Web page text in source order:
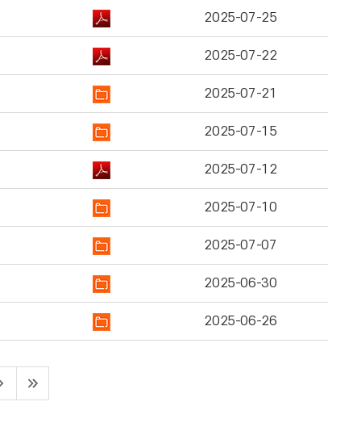
2025-07-25
2025-07-22
2025-07-21
2025-07-15
2025-07-12
2025-07-10
2025-07-07
2025-06-30
2025-06-26